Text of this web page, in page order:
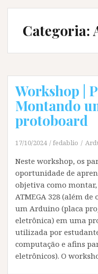
Categoria:
Workshop |
Montando
protoboard
17/10/2024 fedablio
Neste workshop, os
oportunidade de
objetiva como
ATMEGA 328 (além
um Arduino (placa
eletrônica) em uma
utilizada por
computação e afins
eletrônicos). O